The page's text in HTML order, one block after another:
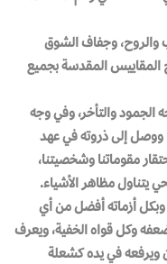
والروح، وجفاف الشوق
المقدسة بجميع
الجمود والتأخر، وفي وجه
ووصل إلى ذروته في عهد
مقوماتنا وشخصيتنا،
يتناول مظاهر الأشياء.
وبكل أزماته أفضل من أي
وكل قواه الخفية، ويعرف
ويرفعه في يده كشعلة